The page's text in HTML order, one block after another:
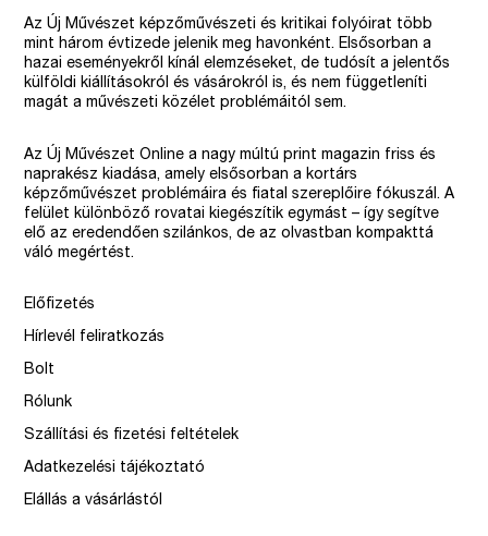
Az Új Művészet képzőművészeti és kritikai folyóirat több
mint három évtizede jelenik meg havonként. Elsősorban a
hazai eseményekről kínál elemzéseket, de tudósít a jelentős
külföldi kiállításokról és vásárokról is, és nem függetleníti
magát a művészeti közélet problémáitól sem.
Az Új Művészet Online a nagy múltú print magazin friss és
naprakész kiadása, amely elsősorban a kortárs
képzőművészet problémáira és fiatal szereplőire fókuszál. A
felület különböző rovatai kiegészítik egymást – így segítve
elő az eredendően szilánkos, de az olvastban kompakttá
váló megértést.
Előfizetés
Hírlevél feliratkozás
Bolt
Rólunk
Szállítási és fizetési feltételek
Adatkezelési tájékoztató
Elállás a vásárlástól